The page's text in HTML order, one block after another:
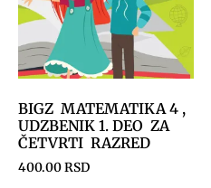
BIGZ MATEMATIKA 4 ,
UDZBENIK 1. DEO ZA
ČETVRTI RAZRED
400.00RSD